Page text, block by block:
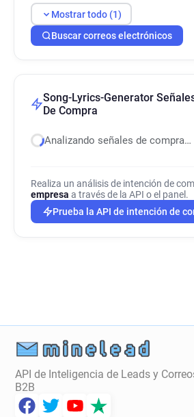
Mostrar todo (1)
Buscar correos electrónicos
Song-Lyrics-Generator
De Compra
Analizando señales de compra…
Realiza un análisis de intención de
empresa a través de la API o el panel.
Prueba la API de intención de
API de Inteligencia de Leads y
B2B